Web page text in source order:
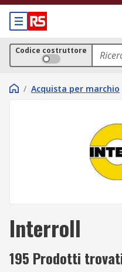
Codice costruttore
/ Acquista per marchio
Interroll
195 Prodotti